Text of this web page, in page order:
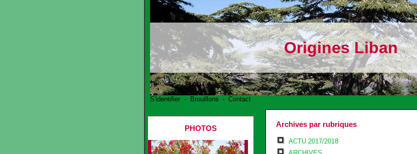
Origines Liban
S'identifier - Brouillons - Contact
PHOTOS Archives par rubriques
ACTU 2017/2018